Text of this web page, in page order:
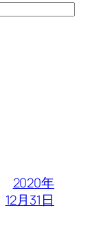
2020年
12月31日